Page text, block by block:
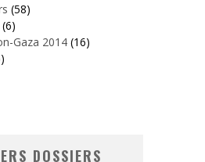
(58)
(6)
Gaza 2014 (16)
DOSSIERS